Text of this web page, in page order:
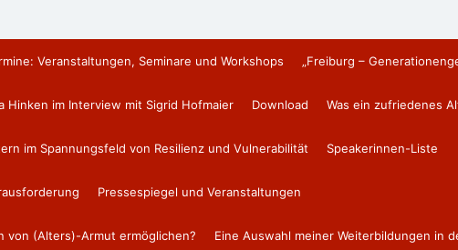
Veranstaltungen, Seminare und Workshops „Freiburg –
Hinken im Interview mit Sigrid Hofmaier Download Was ein zufriedenes
im Spannungsfeld von Resilienz und Vulnerabilität Speakerinnen-Liste
Pressespiegel und Veranstaltungen
von (Alters)-Armut ermöglichen? Eine Auswahl meiner Weiterbildungen in